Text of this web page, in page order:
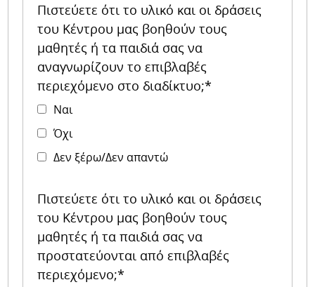
Πιστεύετε ότι το υλικό και οι δράσεις
του Κέντρου μας βοηθούν τους
μαθητές ή τα παιδιά σας να
αναγνωρίζουν το επιβλαβές
περιεχόμενο στο διαδίκτυο;*
Ναι
Όχι
Δεν ξέρω/Δεν απαντώ
Πιστεύετε ότι το υλικό και οι δράσεις
του Κέντρου μας βοηθούν τους
μαθητές ή τα παιδιά σας να
προστατεύονται από επιβλαβές
περιεχόμενο;*